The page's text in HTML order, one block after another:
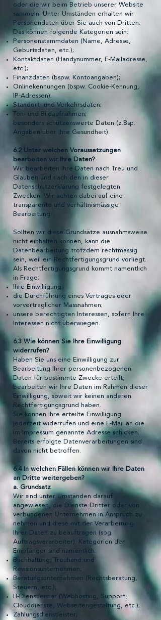
oder die wir beim Betrieb unserer Website
sammeln. Unter Umständen erhalten wir
Personendaten über Sie auch von Dritten.
Das können folgende Kategorien sein:
Personenstammdaten (Name, Adresse,
Geburtsdaten, etc.);
Kontaktdaten (Handynummer, E-Mailadresse,
etc.);
Finanzdaten (bspw. Kontoangaben);
Onlinekennungen (bspw. Cookie-Kennung,
IP-Adressen);
Standort- und Verkehrsdaten;
Ton- und Bildaufnahmen;
besonders schützenswerte Daten (z.Bsp.
Angaben über Ihre Gesundheit).
6.2 Unter welchen Voraussetzungen
bearbeiten wir Ihre Daten?
Wir bearbeiten Ihre Daten nach Treu und
Glauben und nach den in dieser
Datenschutzerklärung festgelegten
Zwecken. Wir achten dabei auf eine
transparente und verhältnismässige
Bearbeitung.
Sollten wir diese Grundsätze ausnahmsweise
nicht einhalten können, kann die
Datenbearbeitung trotzdem rechtmässig
sein, weil ein Rechtfertigungsgrund vorliegt.
Als Rechtfertigungsgrund kommt namentlich
in Frage:
Ihre Einwilligung;
die Durchführung eines Vertrages oder
vorvertraglicher Massnahmen;
unsere berechtigten Interessen, sofern Ihre
Interessen nicht überwiegen.
6.3 Wie können Sie Ihre Einwilligung
widerrufen?
Haben Sie uns eine Einwilligung zur
Bearbeitung Ihrer personenbezogenen
Daten für bestimmte Zwecke erteilt,
bearbeiten wir Ihre Daten im Rahmen dieser
Einwilligung, soweit wir keinen anderen
Rechtfertigungsgrund haben.
Sie können Ihre erteilte Einwilligung
jederzeit widerrufen und eine E-Mail an die
im Impressum genannte Adresse schicken.
Bereits erfolgte Datenverarbeitungen sind
davon nicht betroffen.
6.4 In welchen Fällen können wir Ihre Daten
an Dritte weitergeben?
a. Grundsatz
Wir sind unter Umständen darauf
angewiesen, die Dienste Dritter oder von
verbundenen Unternehmen in Anspruch zu
nehmen und diese mit der Verarbeitung
Ihrer Daten zu beauftragen (sog.
Auftragsverarbeiter). Kategorien der
Empfänger sind namentlich:
Buchhaltung, Treuhand und
Revisionsunternehmen;
Beratungsunternehmen (Rechtsberatung,
Steuern, etc.);
IT-Dienstleister (Webhosting, Support,
Clouddienste, Webseitengestaltung, etc.);
Zahlungsdienstleister;